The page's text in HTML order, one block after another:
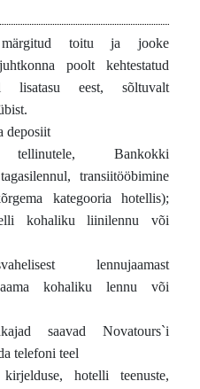
toitu ja jooke
poolt kehtestatud
lisatasu eest, sõltuvalt
deposiit
Bankokki
transiitööbimine
kategooria hotellis);
kohaliku liinilennu või
lennujaamast
kohaliku lennu või
saavad Novatours`i
telefoni teel
hotelli teenuste,